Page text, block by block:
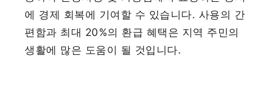
에 경제 회복에 기여할 수 있습니다. 사용의 간
편함과 최대 20%의 환급 혜택은 지역 주민의
생활에 많은 도움이 될 것입니다.